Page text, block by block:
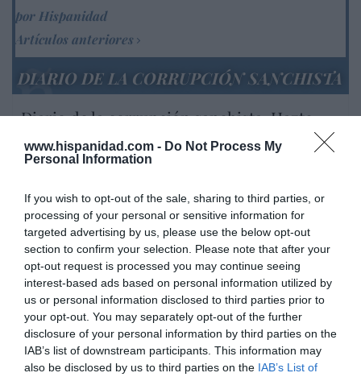
www.hispanidad.com - Do Not Process My
Personal Information
If you wish to opt-out of the sale, sharing to third parties, or
processing of your personal or sensitive information for
targeted advertising by us, please use the below opt-out
section to confirm your selection. Please note that after your
opt-out request is processed you may continue seeing
interest-based ads based on personal information utilized by
us or personal information disclosed to third parties prior to
your opt-out. You may separately opt-out of the further
disclosure of your personal information by third parties on the
IAB’s list of downstream participants. This information may
also be disclosed by us to third parties on the IAB’s List of
por Hispanidad
Artículos anteriores
DIARIO DE LA CORRUPCIÓN SANCHISTA
Diario de la corrupción sanchista. Hazte
Oír se manifiesta delante de La Mareta:
“Pedro Sánchez es un criminal”
Artículos anteriores
Opinión
Enormes minucias
por Eulogio López